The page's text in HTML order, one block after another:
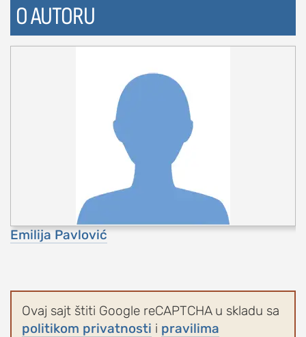
O AUTORU
Emilija Pavlović
Ovaj sajt štiti Google reCAPTCHA u skladu sa
politikom privatnosti i pravilima